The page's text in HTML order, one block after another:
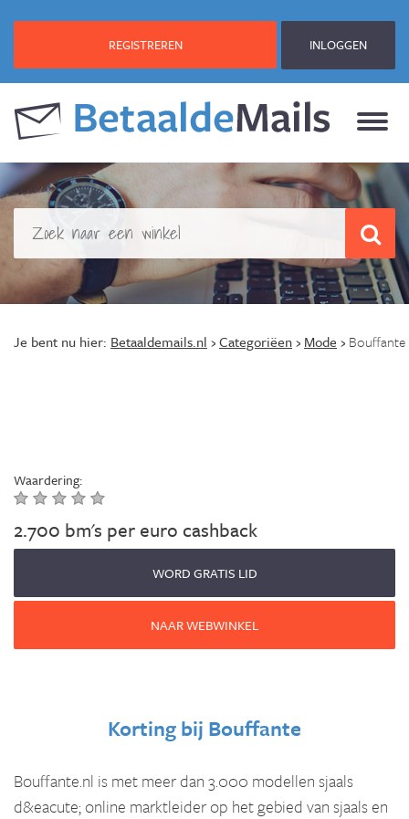
REGISTREREN INLOGGEN
Je bent nu hier: Betaaldemails.nl ›Categoriëen› Mode › Bouffante
Waardering:
2.700 bm's per euro cashback
WORD GRATIS LID
NAAR WEBWINKEL
Korting bij Bouffante
Bouffante.nl is met meer dan 3.000 modellen sjaals
d&eacute; online marktleider op het gebied van sjaals en